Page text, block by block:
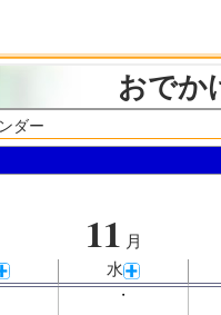
おでか
ダー
11 月
水
・